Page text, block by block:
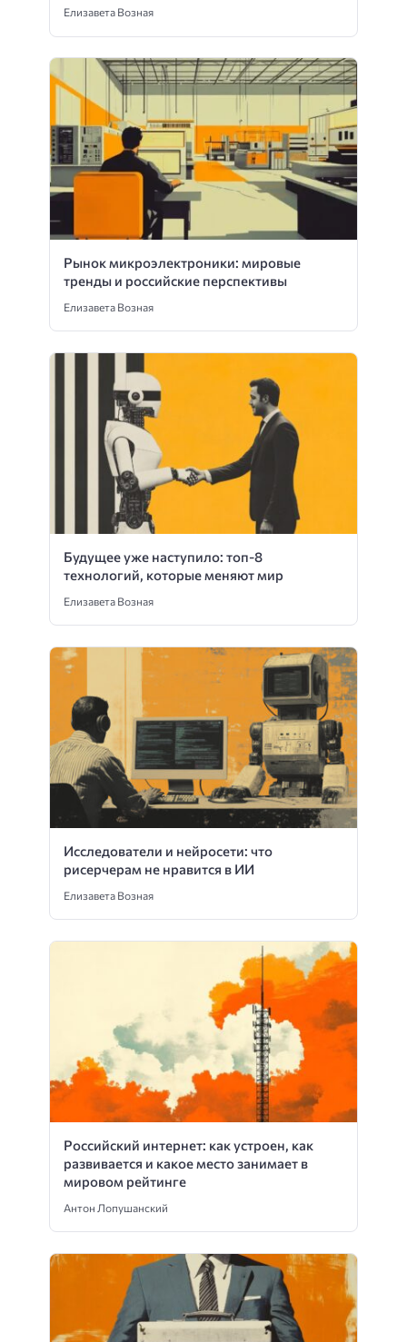
Елизавета Возная
Рынок микроэлектроники: мировые
тренды и российские перспективы
Елизавета Возная
Будущее уже наступило: топ-8
технологий, которые меняют мир
Елизавета Возная
Исследователи и нейросети: что
рисерчерам не нравится в ИИ
Елизавета Возная
Российский интернет: как устроен, как
развивается и какое место занимает в
мировом рейтинге
Антон Лопушанский